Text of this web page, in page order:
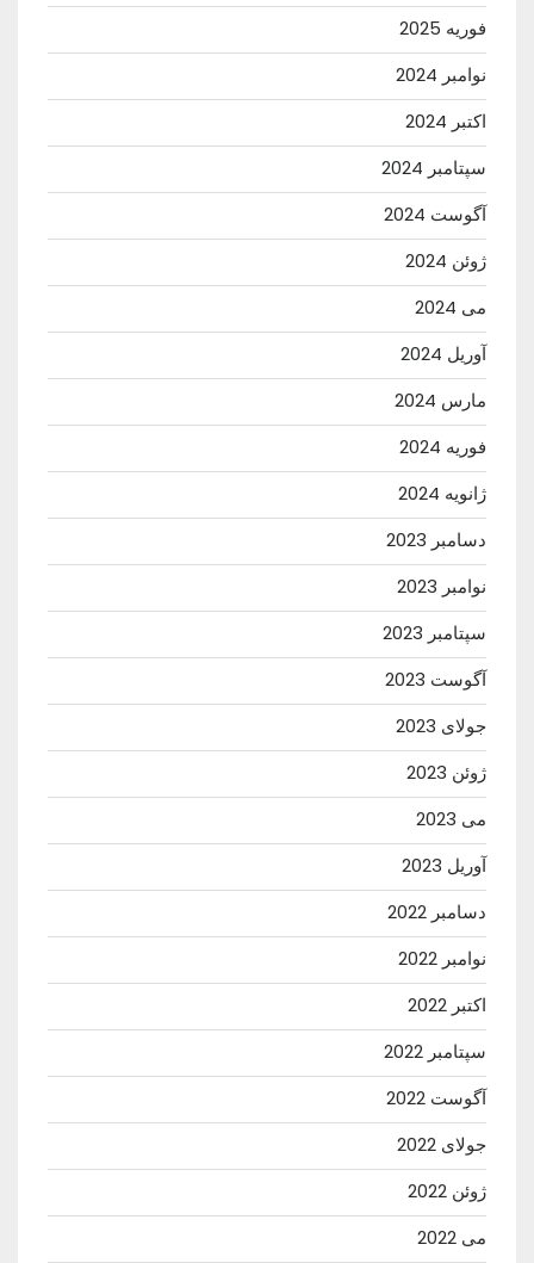
فوریه 2025
نوامبر 2024
اکتبر 2024
سپتامبر 2024
آگوست 2024
ژوئن 2024
می 2024
آوریل 2024
مارس 2024
فوریه 2024
ژانویه 2024
دسامبر 2023
نوامبر 2023
سپتامبر 2023
آگوست 2023
جولای 2023
ژوئن 2023
می 2023
آوریل 2023
دسامبر 2022
نوامبر 2022
اکتبر 2022
سپتامبر 2022
آگوست 2022
جولای 2022
ژوئن 2022
می 2022